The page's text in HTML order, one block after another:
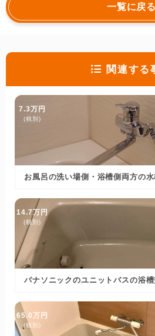
一覧に戻る
関連する
7.3万円
(税別)
お風呂の洗い場側・浴槽側両方の
14.7万円
(税別)
パナソニックのユニットバスの浴槽
65.0万円
(税別)